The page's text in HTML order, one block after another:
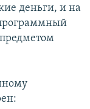
деньги, и на
программный
предметом